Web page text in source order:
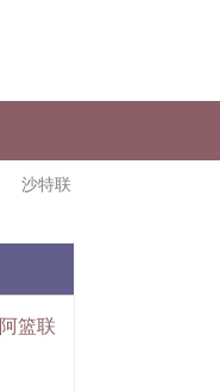
沙特联
阿篮联